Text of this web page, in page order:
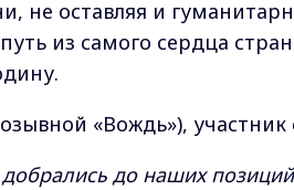
не оставляя и
из самого сердца
«Вождь»),
до наших